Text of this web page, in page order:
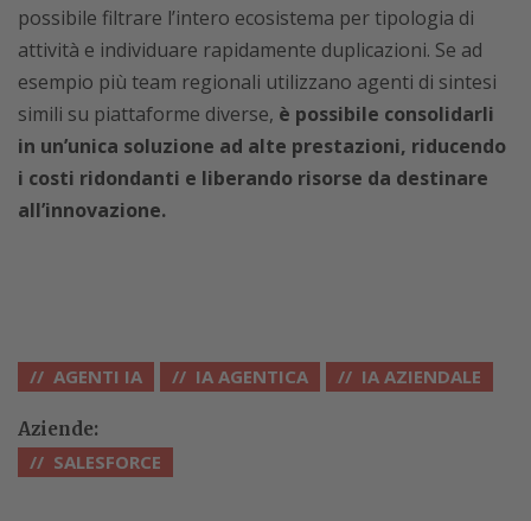
possibile filtrare l’intero ecosistema per tipologia di
attività e individuare rapidamente duplicazioni. Se ad
esempio più team regionali utilizzano agenti di sintesi
simili su piattaforme diverse, è possibile consolidarli
in un’unica soluzione ad alte prestazioni, riducendo
i costi ridondanti e liberando risorse da destinare
all’innovazione.
AGENTI IA IA AGENTICA IA AZIENDALE
Aziende:
SALESFORCE